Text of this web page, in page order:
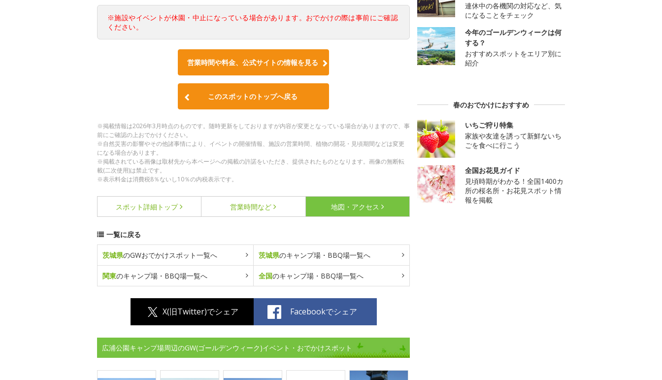
※施設やイベントが休園・中止になっている場合があります。おでかけの際は事前にご確認
ください。
営業時間や料金、公式サイトの情報を見る
このスポットのトップへ戻る
※掲載情報は2026年3月時点のものです。随時更新をしておりますが内容が変更となっている場合がありますので、事
前にご確認の上おでかけください。
※自然災害の影響やその他諸事情により、イベントの開催情報、施設の営業時間、植物の開花・見頃期間などは変更
になる場合があります。
※掲載されている画像は取材先から本ページへの掲載の許諾をいただき、提供されたものとなります。画像の無断転
載(二次使用)は禁止です。
※表示料金は消費税8％ないし10％の内税表示です。
スポット詳細 トップ 営業時間など 地図・アクセス
一覧に戻る
茨城県のGWおでかけスポット一覧へ 茨城県のキャンプ場・BBQ場一覧へ
関東のキャンプ場・BBQ場一覧へ 全国のキャンプ場・BBQ場一覧へ
X(旧Twitter)でシェア Facebookでシェア
広浦公園キャンプ場周辺のGW(ゴールデンウィーク)イベント・おでかけスポット
連休中の各機関の対応など、気
になることをチェック
今年のゴールデンウィークは何
する？
おすすめスポットをエリア別に
紹介
春のおでかけにおすすめ
いちご狩り特集
家族や友達を誘って新鮮ないち
ごを食べに行こう
全国お花見ガイド
見頃時期がわかる！全国1400カ
所の桜名所・お花見スポット情
報を掲載